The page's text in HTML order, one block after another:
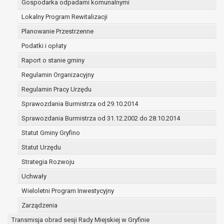
Gospodarka odpadami komunalnymi
Lokalny Program Rewitalizacji
Planowanie Przestrzenne
Podatki i opłaty
Raport o stanie gminy
Regulamin Organizacyjny
Regulamin Pracy Urzędu
Sprawozdania Burmistrza od 29.10.2014
Sprawozdania Burmistrza od 31.12.2002 do 28.10.2014
Statut Gminy Gryfino
Statut Urzędu
Strategia Rozwoju
Uchwały
Wieloletni Program Inwestycyjny
Zarządzenia
Transmisja obrad sesji Rady Miejskiej w Gryfinie
(merytorycznych), a także obowiązków i
zadań zleconych przez instytucje
nadrzędne wobec Gminy;
zawarcia i realizacji umów;
ochrony żywotnych interesów osoby, której
dane dotyczą, lub innej osoby fizycznej;
wykonania zadania realizowanego w
interesie publicznym lub w ramach
sprawowania władzy publicznej
powierzonej administratorowi;
w pozostałych przypadkach dane osobowe
przetwarzane są wyłącznie na podstawie
wcześniej udzielonej zgody w zakresie i celu
określonym w treści zgody.
W związku z przetwarzaniem danych w celu
wskazanym w pkt. 3, dane osobowe mogą być
udostępniane innym upoważnionym odbiorcom lub
kategoriom odbiorców danych osobowych.
Odbiorcami mogą być:
podmioty, które przetwarzają dane